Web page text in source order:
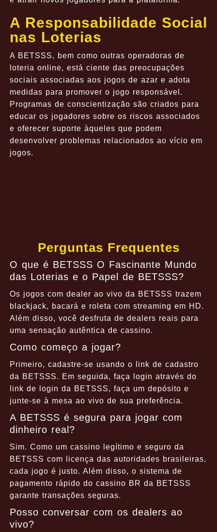
A Responsabilidade Social
nas Loterias
A BETSSS, bem como outras operadoras de
loteria online, está ciente das preocupações
sociais associadas aos jogos de azar e adota
medidas para promover o jogo responsável.
Programas de conscientização são criados para
educar os jogadores sobre os riscos associados
e oferecer suporte àqueles que podem
desenvolver problemas relacionados ao vício em
jogos.
Perguntas Frequentes
O que é BETSSS O Fascinante Mundo
das Loterias e o Papel de BETSSS?
Os jogos com dealer ao vivo da BETSSS trazem
blackjack, bacará e roleta com streaming em HD.
Além disso, você desfruta de dealers reais para
uma sensação autêntica de cassino.
Como começo a jogar?
Primeiro, cadastre-se usando o link de cadastro
da BETSSS. Em seguida, faça login através do
link de login da BETSSS, faça um depósito e
junte-se à mesa ao vivo de sua preferência.
A BETSSS é segura para jogar com
dinheiro real?
Sim. Como um cassino legítimo e seguro da
BETSSS com licença das autoridades brasileiras,
cada jogo é justo. Além disso, o sistema de
pagamento rápido do cassino BR da BETSSS
garante transações seguras.
Posso conversar com os dealers ao
vivo?